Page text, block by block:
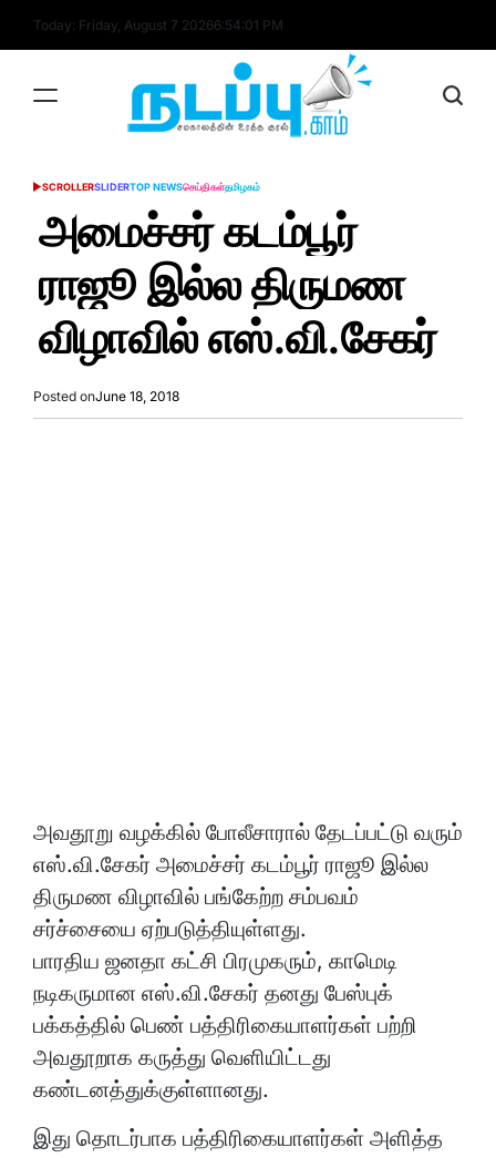
Today: Friday, August 7 20266:54:02 PM
POSTED
SCROLLERSLIDERTOP NEWSசெய்திகள்தமிழகம்
அமைச்சர் கடம்பூர்
ராஜூ இல்ல திருமண
விழாவில் எஸ்.வி.சேகர்
Posted onJune 18, 2018
புகாரின் பேரில் எஸ்.வி. சேகர் மீது மத்திய
குற்றப்பிரிவு போலீசார் வழக்கு பதிவு செய்தனர்.
ஆனால் அவரை கைது செய்யவில்லை.
கடந்த 50 நாட்களுக்கும் மேலாக எஸ்.வி.சேகர்
தலைமறைவாகாமல் சென்னையிலேயே ஹாயாக
சுற்றி வருகிறார். இது தொடர்பாக சென்னை
மாநகர போலீஸ் கமி‌ஷனர் ஏ.கே.விஸ்வநாதனிடம்
கடந்த சில நாட்களுக்கு முன்னர்
பத்திரிகையாளர்கள் கேள்வி எழுப்பினர். ஆனால்
அவர் பதில் அளிக்காமல் சென்று விட்டார்.